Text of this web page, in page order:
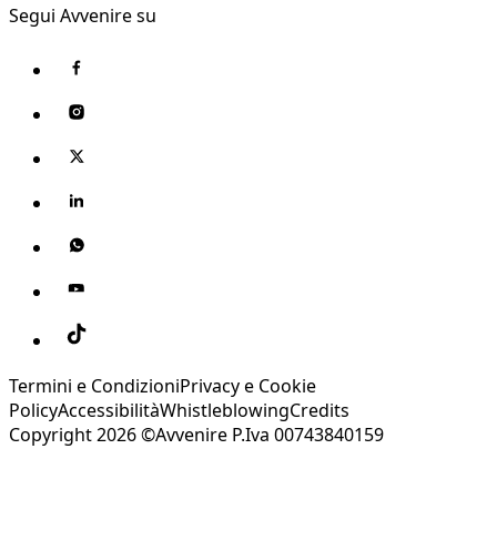
Segui Avvenire su
Termini e CondizioniPrivacy e Cookie
PolicyAccessibilitàWhistleblowingCredits
Copyright 2026 ©Avvenire P.Iva 00743840159